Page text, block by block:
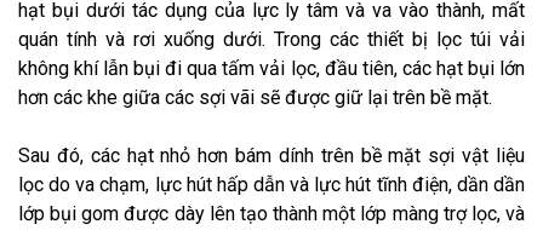
hạt bụi dưới tác dụng của lực ly tâm và va vào thành, mất
quán tính và rơi xuống dưới. Trong các thiết bị lọc túi vải
không khí lẫn bụi đi qua tấm vải lọc, đầu tiên, các hạt bụi lớn
hơn các khe giữa các sợi vãi sẽ được giữ lại trên bề mặt.
Sau đó, các hạt nhỏ hơn bám dính trên bề mặt sợi vật liệu
lọc do va chạm, lực hút hấp dẫn và lực hút tĩnh điện, dần dần
lớp bụi gom được dày lên tạo thành một lớp màng trợ lọc, và